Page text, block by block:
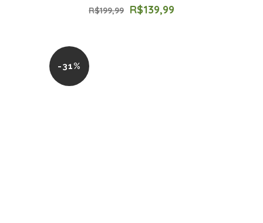
R$199,99 R$139,99
-31%